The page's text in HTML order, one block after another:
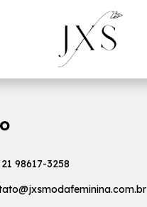
21 98617-3258